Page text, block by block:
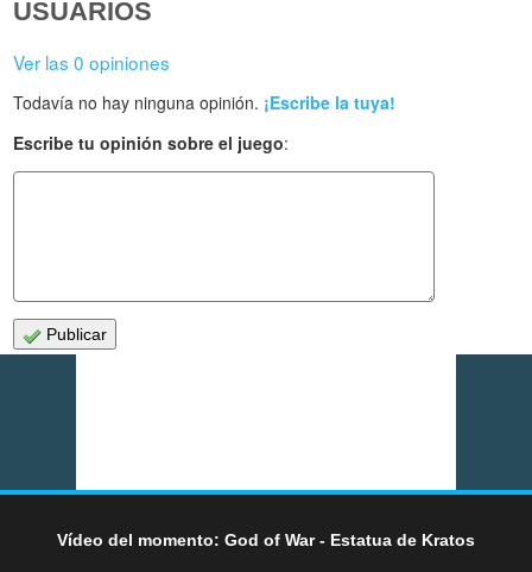
USUARIOS
Ver las 0 opiniones
Todavía no hay ninguna opinión. ¡Escribe la tuya!
Escribe tu opinión sobre el juego:
Publicar
Vídeo del momento: God of War - Estatua de Kratos